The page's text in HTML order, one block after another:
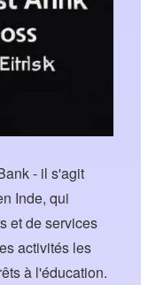
- il s'agit
Inde, qui
et de services
activités les
à l'éducation.